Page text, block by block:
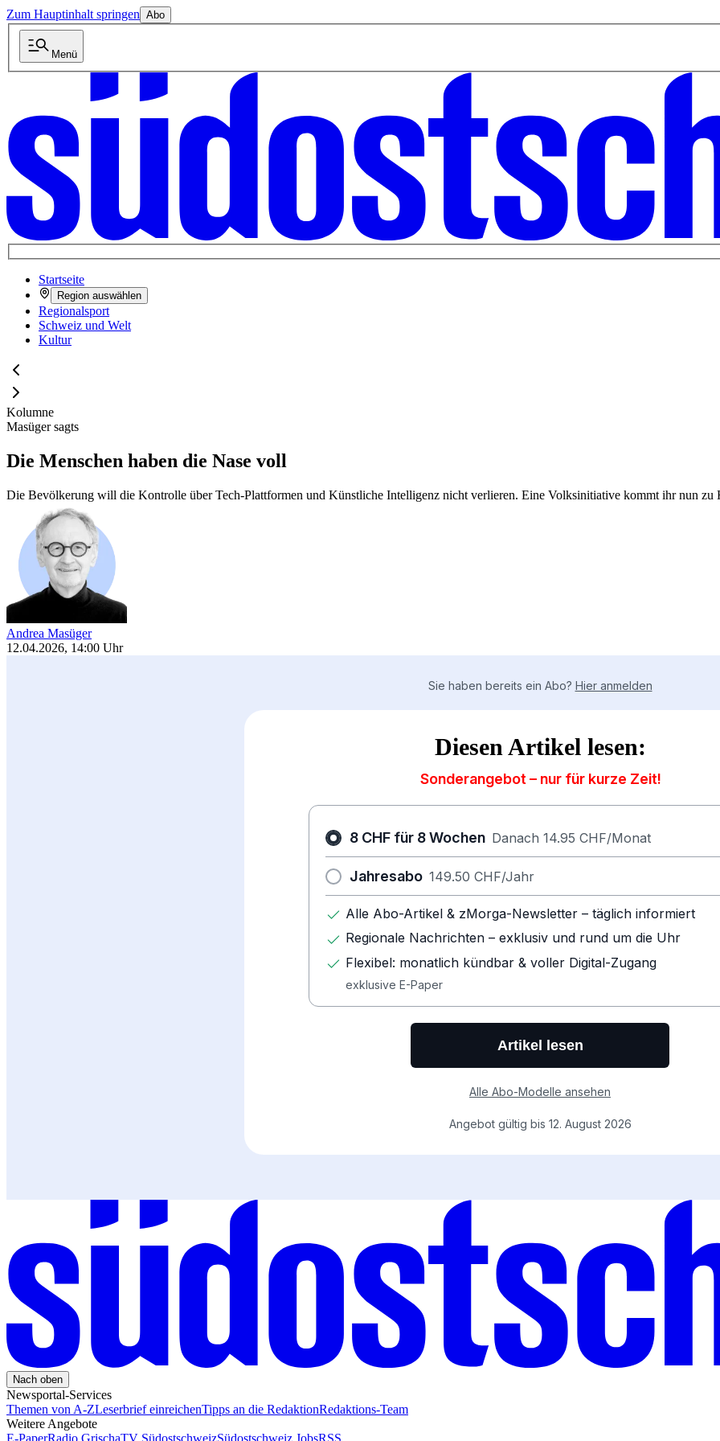
Zum Hauptinhalt springen Abo
Menü
Startseite
Region auswählen
Regionalsport
Schweiz und Welt
Kultur
Kolumne
Masüger sagts
Die Menschen haben die Nase voll
Die Bevölkerung will die Kontrolle über Tech-Plattformen und Künstliche Intelligenz nicht verlieren. Eine Volksinitiative kommt ihr nun zu
Andrea Masüger
12.04.2026, 14:00 Uhr
Nach oben
Newsportal-Services
Themen von A-ZLeserbrief einreichenTipps an die RedaktionRedaktions-Team
Weitere Angebote